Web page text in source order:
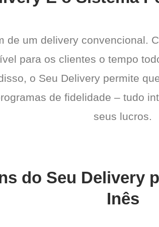
de um delivery convencional.
para os clientes o tempo
o Seu Delivery permite
de fidelidade – tudo
seus lucros.
do Seu Delivery
Inês